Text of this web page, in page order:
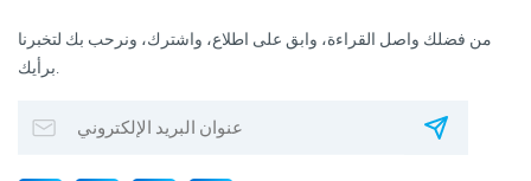
من فضلك واصل القراءة، وابق على اطلاع، واشترك، ونرحب بك لتخبرنا
برأيك.